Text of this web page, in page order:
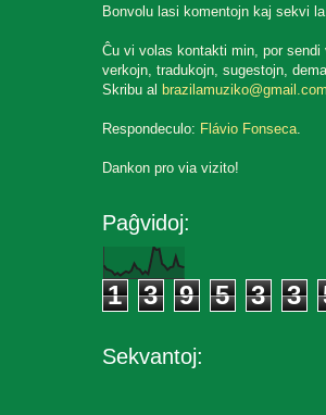
Bonvolu lasi komentojn kaj sekvi
Ĉu vi volas kontakti min, por sendi
verkojn, tradukojn, sugestojn,
Skribu al brazilamuziko@gmail.com
Respondeculo: Flávio Fonseca.
Dankon pro via vizito!
Paĝvidoj:
1 3 9 5 3 3
Sekvantoj: